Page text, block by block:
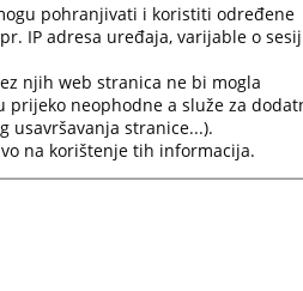
pohranjivati i koristiti određene
IP adresa uređaja, varijable o
njih web stranica ne bi mogla
neophodne a služe za
usavršavanja stranice...).
na korištenje tih informacija.